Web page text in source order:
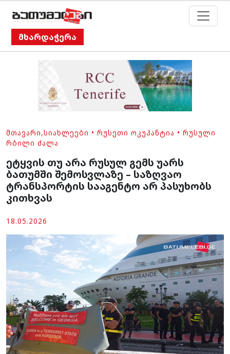
მხარდაჭერა
ᲛᲗᲐᲕᲐᲠᲘ,ᲡᲘᲐᲮᲚᲔᲔᲑᲘ • ᲠᲣᲡᲔᲗᲘ ᲝᲙᲣᲞᲐᲜᲢᲘᲐ • ᲠᲣᲡᲣᲚᲘ
ᲠᲑᲘᲚᲘ ᲫᲐᲚᲐ
ეტყვის თუ არა რუსულ გემს უარს
ბათუმში შემოსვლაზე – საზღვაო
ტრანსპორტის სააგენტო არ პასუხობს
კითხვას
18.05.2026